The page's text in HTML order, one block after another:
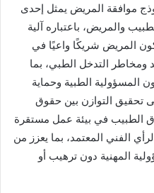
موافقة المريض يمثل إحدى
والمريض، باعتباره آلية
المريض شريكًا واعيًا في
ومخاطر التدخل الطبي، بما
المسؤولية الطبية وحماية
تحقيق التوازن بين حقوق
الطبيب في بيئة عمل مستقرة
الفني المعتمد، بما يعزز من
المهنية دون ترهيب أو